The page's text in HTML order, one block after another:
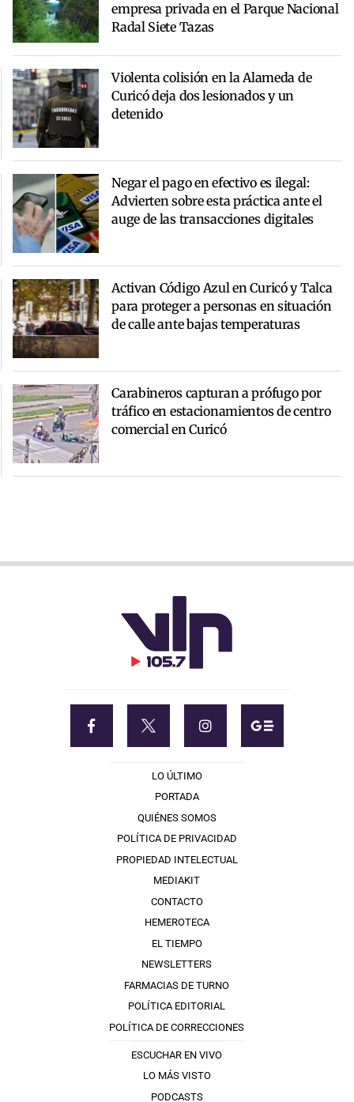
empresa privada en el Parque Nacional
Radal Siete Tazas
Violenta colisión en la Alameda de
Curicó deja dos lesionados y un
detenido
Negar el pago en efectivo es ilegal:
Advierten sobre esta práctica ante el
auge de las transacciones digitales
Activan Código Azul en Curicó y Talca
para proteger a personas en situación
de calle ante bajas temperaturas
Carabineros capturan a prófugo por
tráfico en estacionamientos de centro
comercial en Curicó
LO ÚLTIMO
PORTADA
QUIÉNES SOMOS
POLÍTICA DE PRIVACIDAD
PROPIEDAD INTELECTUAL
MEDIAKIT
CONTACTO
HEMEROTECA
EL TIEMPO
NEWSLETTERS
FARMACIAS DE TURNO
POLÍTICA EDITORIAL
POLÍTICA DE CORRECCIONES
ESCUCHAR EN VIVO
LO MÁS VISTO
PODCASTS